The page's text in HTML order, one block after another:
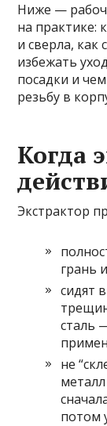
Ниже —
на практике:
и сверла, как
избежать
посадки и
резьбу в
Когда
Экстрактор
грань
сидят
сталь
не
потом